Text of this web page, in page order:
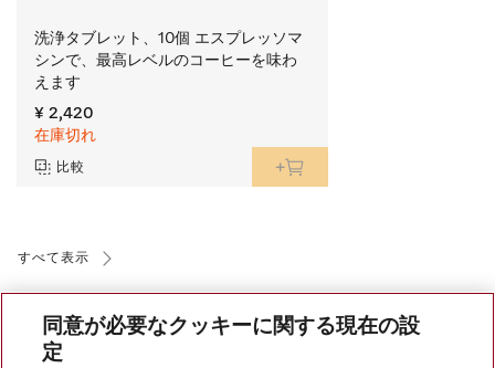
洗浄タブレット、10個 エスプレッソマ
シンで、最高レベルのコーヒーを味わ
えます
¥ 2,420
在庫切れ
比較
すべて表示
同意が必要なクッキーに関する現在の設
定